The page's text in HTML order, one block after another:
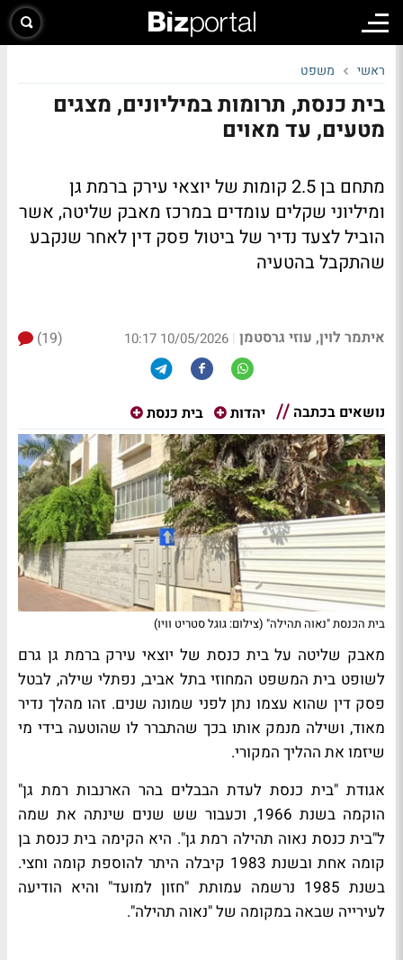
ראשי משפט
בית כנסת, תרומות במיליונים, מצגים
מטעים, עד מאוים
מתחם בן 2.5 קומות של יוצאי עירק ברמת גן
ומיליוני שקלים עומדים במרכז מאבק שליטה, אשר
הוביל לצעד נדיר של ביטול פסק דין לאחר שנקבע
שהתקבל בהטעיה
איתמר לוין, עוזי גרסטמן |
10/05/2026 10:17
(19)
נושאים בכתבה יהדות בית כנסת
בית הכנסת "נאוה תהילה" (צילום: גוגל סטריט וויו)
מאבק שליטה על בית כנסת של יוצאי עירק ברמת גן גרם
לשופט בית המשפט המחוזי בתל אביב, נפתלי שילה, לבטל
פסק דין שהוא עצמו נתן לפני שמונה שנים. זהו מהלך נדיר
מאוד, ושילה מנמק אותו בכך שהתברר לו שהוטעה בידי מי
שיזמו את ההליך המקורי.
אגודת "בית כנסת לעדת הבבלים בהר הארנבות רמת גן"
הוקמה בשנת 1966, וכעבור שש שנים שינתה את שמה
ל"בית כנסת נאוה תהילה רמת גן". היא הקימה בית כנסת בן
קומה אחת ובשנת 1983 קיבלה היתר להוספת קומה וחצי.
בשנת 1985 נרשמה עמותת "חזון למועד" והיא הודיעה
לעירייה שבאה במקומה של "נאוה תהילה".